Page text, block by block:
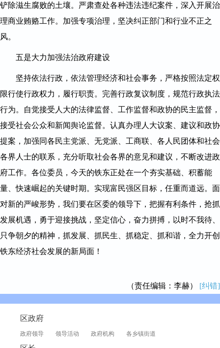
铲除滋生腐败的土壤。严肃查处各种违法违纪案件，深入开展治
理商业贿赂工作。加强专项治理，坚决纠正部门和行业不正之
风。
五是大力加强法治政府建设
坚持依法行政，依法管理经济和社会事务，严格按照法定权
限行使行政权力，履行职责。完善行政复议制度，规范行政执法
行为。自觉接受人大的法律监督、工作监督和政协的民主监督，
接受社会公众和新闻舆论监督。认真办理人大议案、建议和政协
提案，加强同各民主党派、无党派、工商联、各人民团体和社会
各界人士的联系，充分听取社会各界的意见和建议，不断改进政
府工作。各位委员，今天的铁东正处在一个夯实基础、积蓄能
量、快速崛起的关键时期。实现富民强区目标，任重而道远。面
对新的严峻形势，我们要在区委的领导下，把握有利条件，抢抓
发展机遇，勇于迎接挑战，坚定信心，奋力拼搏，以时不我待、
只争朝夕的精神，抓发展、抓民生、抓稳定、抓和谐，全力开创
铁东经济社会发展的新局面！
（责任编辑：李赫） [纠错]
区政府
政府领导 领导活动 政府机构 各乡镇街道